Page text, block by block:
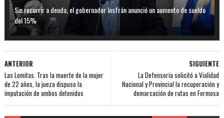
Sin recurrir a deuda, el gobernador Insfrán anunció un aumento de sueldo
del 15%
SIGUIENTE
La Defensoría solicitó a Vialidad
Nacional y Provincial la recuperación y
demarcación de rutas en Formosa
ANTERIOR
Las Lomitas. Tras la muerte de la mujer
de 22 años, la jueza dispuso la
imputación de ambos detenidos